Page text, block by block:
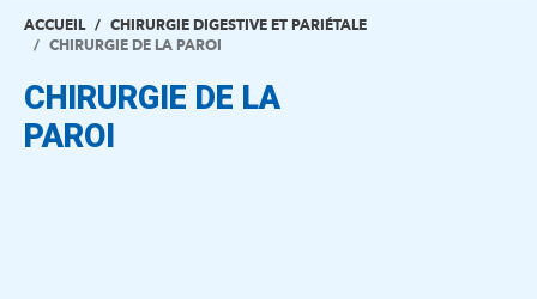
EN
ACCUEIL
CHIRURGIE DIGESTIVE ET PARIÉTALE
CHIRURGIE DE LA PAROI
CHIRURGIE DE LA
PAROI